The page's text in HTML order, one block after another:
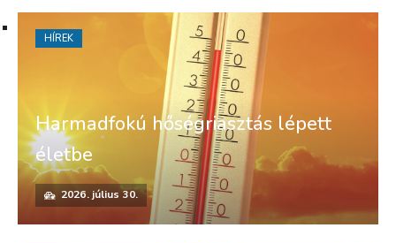
Harmadfokú hőségriasztás lépett
életbe
2026. július 30.
HÍREK